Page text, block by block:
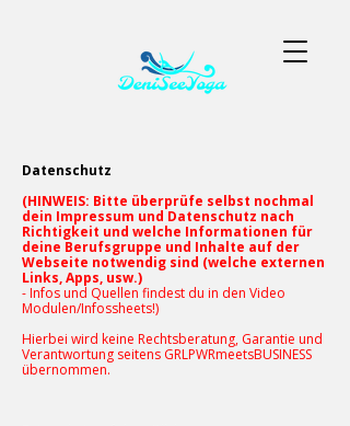
Datenschutz
(HINWEIS: Bitte überprüfe selbst nochmal
dein Impressum und Datenschutz nach
Richtigkeit und welche Informationen für
deine Berufsgruppe und Inhalte auf der
Webseite notwendig sind (welche externen
Links, Apps, usw.)
- Infos und Quellen findest du in den Video
Modulen/Infossheets!)
Hierbei wird keine Rechtsberatung, Garantie und
Verantwortung seitens GRLPWRmeetsBUSINESS
übernommen.